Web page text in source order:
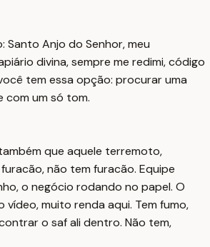
Santo Anjo do Senhor, meu
divina, sempre me redimi, código
tem essa opção: procurar uma
com um só tom.
que aquele terremoto,
não tem furacão. Equipe
o negócio rodando no papel. O
muito renda aqui. Tem fumo,
o saf ali dentro. Não tem,